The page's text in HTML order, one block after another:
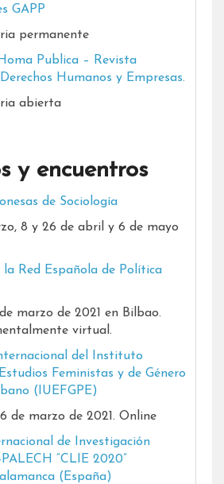
GAPP
permanente
Publica – Revista
Humanos y Empresas.
abierta
y encuentros
de Sociología
8 y 26 de abril y 6 de mayo
la Red Española de Política
de marzo de 2021 en Bilbao.
virtual.
del Instituto
Feministas y de Género
(IUEFGPE)
de marzo de 2021. Online
de Investigación
“CLIE 2020”
(España)